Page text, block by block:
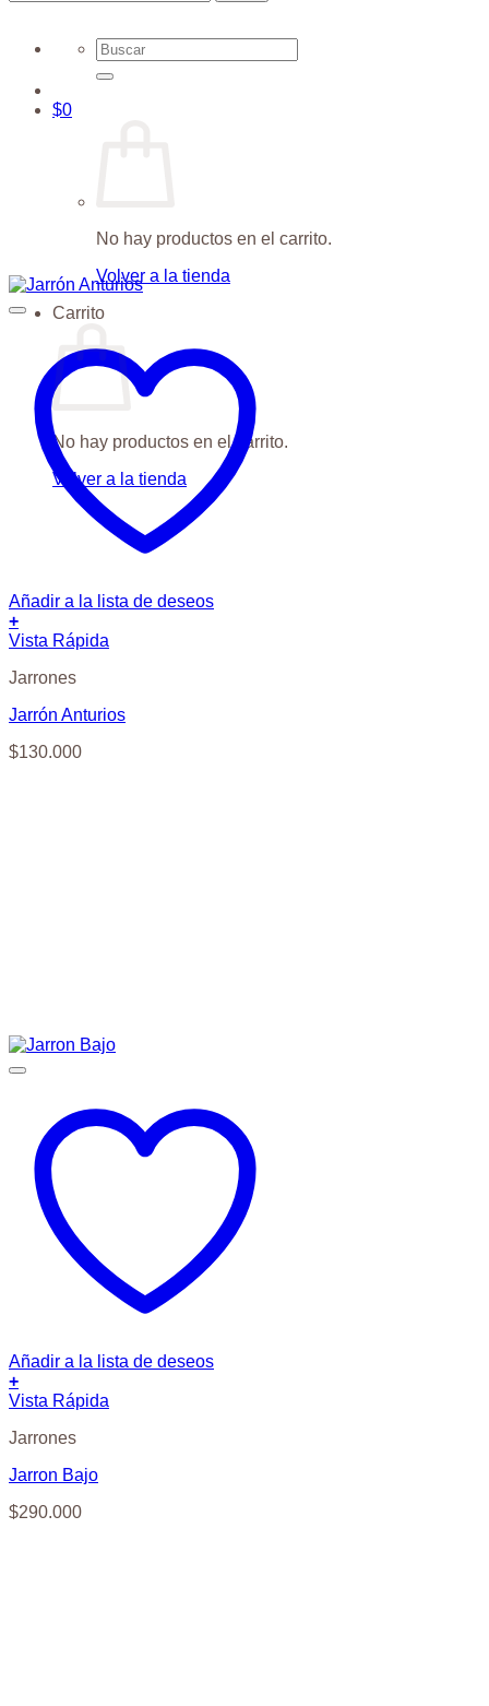
Buscar
por:
$0
No hay productos en el carrito.
Volver a la tienda
Carrito
No hay productos en el carrito.
Volver a la tienda
Añadir a la lista de deseos
+
Vista Rápida
Jarrones
Jarrón Anturios
$130.000
Añadir a la lista de deseos
+
Vista Rápida
Jarrones
Jarron Bajo
$290.000